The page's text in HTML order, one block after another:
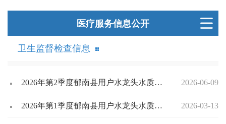
医疗服务信息公开
卫生监督检查信息
2026年第2季度郁南县用户水龙头水质监测情况一览表 2026-06-09
2026年第1季度郁南县用户水龙头水质监测情况一览表 2026-03-13